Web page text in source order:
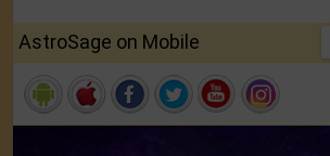
AstroSage on Mobile